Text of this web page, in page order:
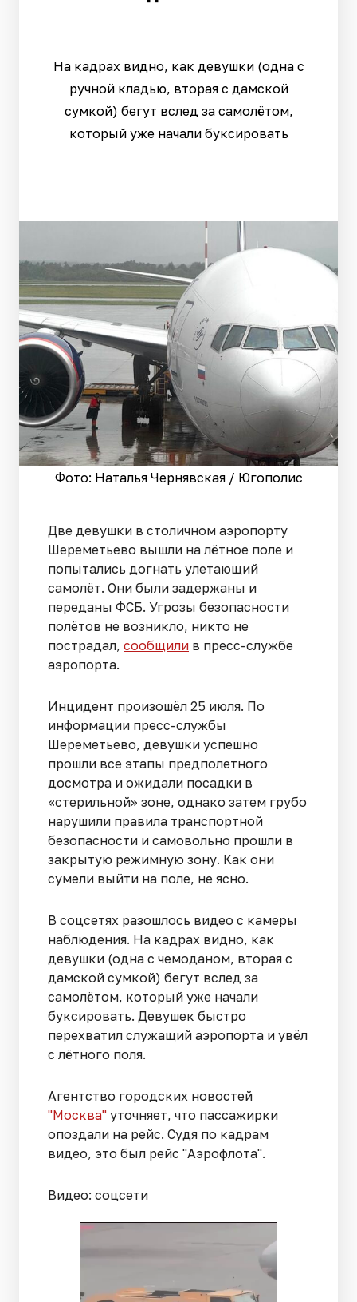
На кадрах видно, как девушки (одна с
ручной кладью, вторая с дамской
сумкой) бегут вслед за самолётом,
который уже начали буксировать
Фото: Наталья Чернявская / Югополис
Две девушки в столичном аэропорту
Шереметьево вышли на лётное поле и
попытались догнать улетающий
самолёт. Они были задержаны и
переданы ФСБ. Угрозы безопасности
полётов не возникло, никто не
пострадал, сообщили в пресс-службе
аэропорта.
Инцидент произошёл 25 июля. По
информации пресс-службы
Шереметьево, девушки успешно
прошли все этапы предполетного
досмотра и ожидали посадки в
«стерильной» зоне, однако затем грубо
нарушили правила транспортной
безопасности и самовольно прошли в
закрытую режимную зону. Как они
сумели выйти на поле, не ясно.
В соцсетях разошлось видео с камеры
наблюдения. На кадрах видно, как
девушки (одна с чемоданом, вторая с
дамской сумкой) бегут вслед за
самолётом, который уже начали
буксировать. Девушек быстро
перехватил служащий аэропорта и увёл
с лётного поля.
Агентство городских новостей
"Москва" уточняет, что пассажирки
опоздали на рейс. Судя по кадрам
видео, это был рейс "Аэрофлота".
Видео: соцсети